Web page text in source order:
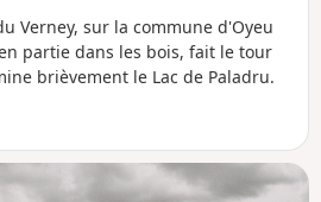
Verney, sur la commune d'Oyeu
partie dans les bois, fait le tour
brièvement le Lac de Paladru.